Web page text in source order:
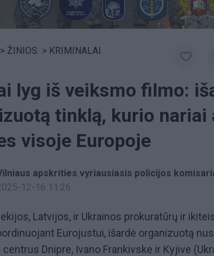
> ŽINIOS > KRIMINALAI
lyg iš veiksmo filmo:
tinklą, kurio nariai
visoje Europoje
apskrities vyriausiasis policijos
12-16 11:26
Latvijos, ir Ukrainos prokuratūrų ir
Eurojustui, išardė organizuotą
Dnipre, Ivano Frankivske ir Kyjive